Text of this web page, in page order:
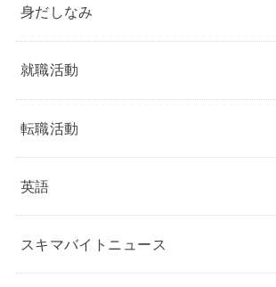
身だしなみ
就職活動
転職活動
英語
スキマバイトニュース